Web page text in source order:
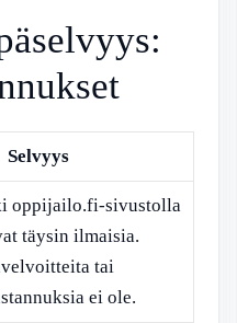
Selvyys
oppijailo.fi-sivustolla
täysin ilmaisia.
tai
ei ole.